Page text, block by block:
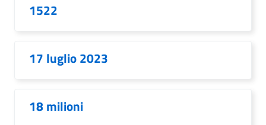
1522
17 luglio 2023
18 milioni